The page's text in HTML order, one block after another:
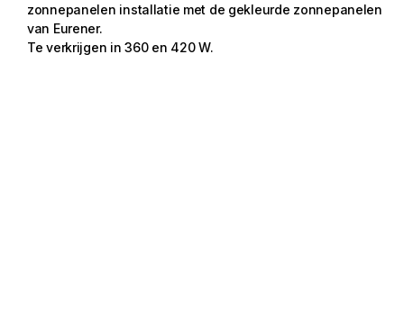
zonnepanelen installatie met de gekleurde zonnepanelen
van Eurener.
Te verkrijgen in 360 en 420 W.